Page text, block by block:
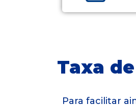
Taxa
Para facilitar